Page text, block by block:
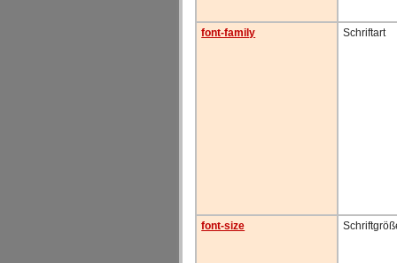
font-family Schriftart
font-size